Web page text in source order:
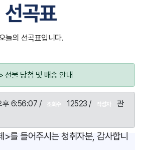
선곡표
늘의 선곡표입니다.
선물 당첨 및 배송 안내
후 6:56:07 / 조회수 12523 / 작성자
관
>를 들어주시는청취자분, 감사합니